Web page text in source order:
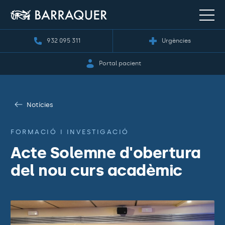
932 095 311 Urgències
Portal pacient
Notícies
FORMACIÓ I INVESTIGACIÓ
Acte Solemne d'obertura
del nou curs acadèmic